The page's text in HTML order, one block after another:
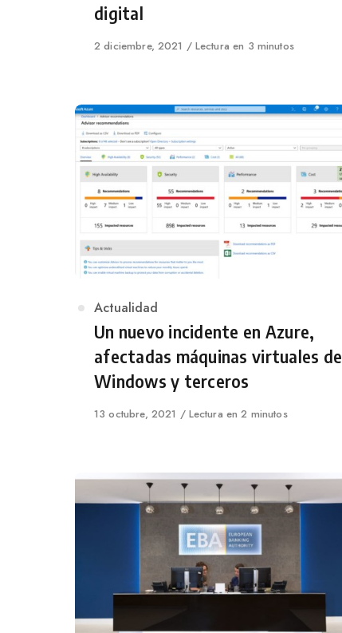
digital
Published
2 diciembre, 2021 Lectura en 3 minutos
Category
Actualidad
Un nuevo incidente en Azure,
afectadas máquinas virtuales de
Windows y terceros
Published
13 octubre, 2021 Lectura en 2 minutos